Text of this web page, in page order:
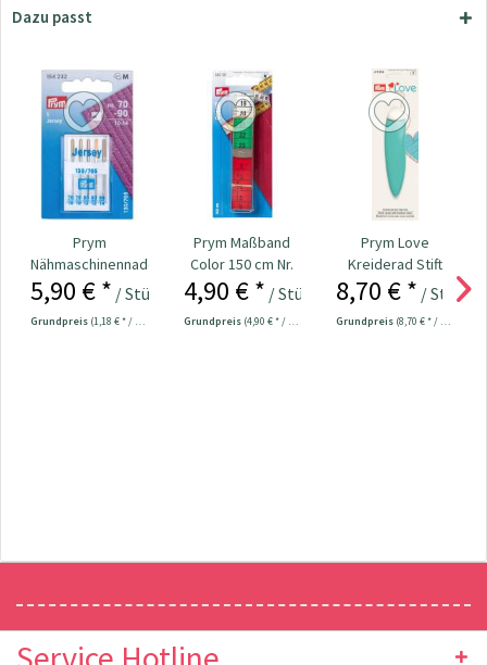
Dazu passt
Prym
Nähmaschinennadeln
130/705 Jersey
5,90 € * / Stück
Grundpreis (1,18 € * / 1 Stück)
Prym Maßband
Color 150 cm Nr.
282121
4,90 € * / Stück
Grundpreis (4,90 € * / 1 Stück)
Prym Love
Kreiderad Stift
ergonomic Nr.
8,70 € * / Stück
Grundpreis (8,70 € * / 1 Stück)